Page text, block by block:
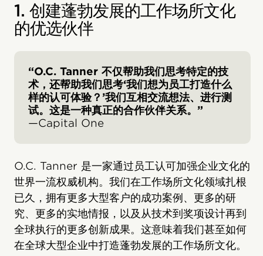
1. 创建蓬勃发展的工作场所文化
的优选伙伴
“O.C. Tanner 不仅帮助我们思考特定的技
术，还帮助我们思考‘我们想为员工打造什么
样的认可体验？’我们互相交流想法、进行测
试。这是一种真正的合作伙伴关系。”
—Capital One
O.C. Tanner 是一家通过员工认可加强企业文化的
世界一流权威机构。我们在工作场所文化领域扎根
已久，拥有更多大型客户的成功案例、更多的研
究、更多的实地情报，以及从技术到奖项设计再到
全球执行的更多创新成果。这意味着我们甚至如何
在全球大型企业中打造蓬勃发展的工作场所文化。